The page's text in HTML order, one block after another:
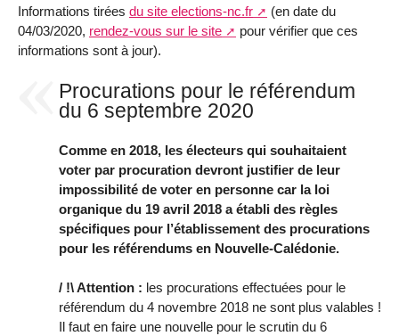
Informations tirées du site elections-nc.fr
(en date du
04/03/2020, rendez-vous sur le site
pour vérifier que ces
informations sont à jour).
Procurations pour le référendum
du 6 septembre 2020
Comme en 2018, les électeurs qui souhaitaient
voter par procuration devront justifier de leur
impossibilité de voter en personne car la loi
organique du 19 avril 2018 a établi des règles
spécifiques pour l’établissement des procurations
pour les référendums en Nouvelle-Calédonie.
/ !\ Attention : les procurations effectuées pour le
référendum du 4 novembre 2018 ne sont plus valables !
Il faut en faire une nouvelle pour le scrutin du 6